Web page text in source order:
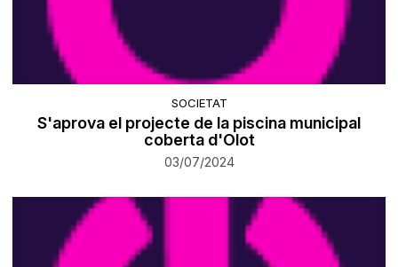
SOCIETAT
S'aprova el projecte de la piscina municipal
coberta d'Olot
03/07/2024